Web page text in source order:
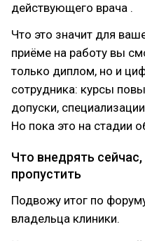
действующего врача .
Что это значит для
приёме на работу вы
только диплом, но и
сотрудника: курсы
допуски,
Но пока это на стадии
Что внедрять
пропустить
Подвожу итог по
владельца клиники.